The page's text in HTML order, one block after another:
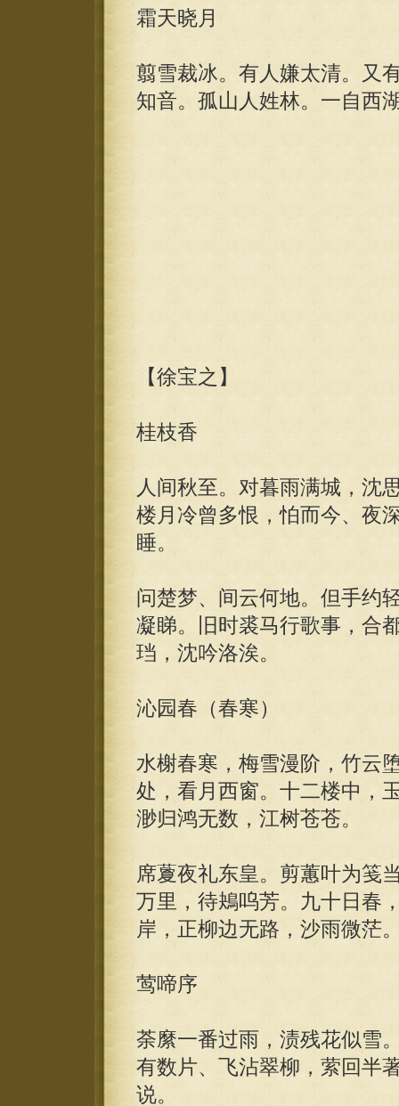
霜天晓月
翦雪裁冰。有人嫌太清。又
知音。孤山人姓林。一自西
【徐宝之】
桂枝香
人间秋至。对暮雨满城，沈
楼月冷曾多恨，怕而今、夜
睡。
问楚梦、间云何地。但手约
凝睇。旧时裘马行歌事，合
珰，沈吟洛涘。
沁园春（春寒）
水榭春寒，梅雪漫阶，竹云
处，看月西窗。十二楼中，
渺归鸿无数，江树苍苍。
席藑夜礼东皇。剪蕙叶为笺
万里，待鴂呜芳。九十日春
岸，正柳边无路，沙雨微茫
莺啼序
荼縻一番过雨，渍残花似雪
有数片、飞沾翠柳，萦回半
说。